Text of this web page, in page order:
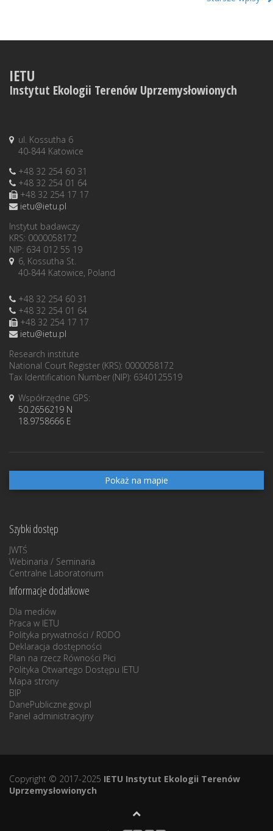
IETU
Instytut Ekologii Terenów Uprzemysłowionych
ul. Kossutha 6
40-844 Katowice
+48 32 254 60 31
+48 32 254 01 64
+48 32 254 17 17
ietu@ietu.pl
Instytut badawczy
KRS: 0000058172
NIP: 634 012 55 19
6, Kossutha St.
40-844 Katowice, Poland
+48 32 254 60 31
+48 32 254 01 64
+48 32 254 17 17
ietu@ietu.pl
Research institute
National Court Register (KRS): 0000058172
Tax Identification Number (NIP): 6340125519
Współrzędne GPS:
50.2656219 N
18.9758666 E
Pokaż na mapie
Szybki dostęp
JWTŚ
Webinaria / Seminaria
Centralne Laboratorium
Informacje dodatkowe
Dla mediów
Praca w IETU
Polityka prywatności / RODO
Deklaracja dostępności
Plan na rzecz Równości Płci
Polityka Otwartego Dostępu IETU
Mapa strony
BIP
DanePubliczne.gov.pl
Panel administracyjny
Copyright © 2017-2025 IETU Instytut Ekologii Terenów
Uprzemysłowionych